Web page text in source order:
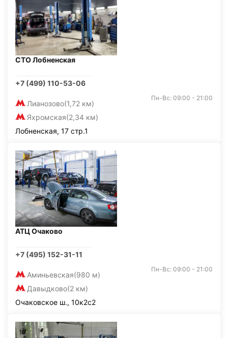
СТО Лобненская
+7 (499) 110-53-06
Лианозово(1,72 км)
Яхромская(2,34 км)
Пн-Вс: 09:00 - 21:00
Лобненская, 17 стр.1
АТЦ Очаково
+7 (495) 152-31-11
Аминьевская(980 м)
Давыдково(2 км)
Пн-Вс: 09:00 - 21:00
Очаковское ш., 10к2с2